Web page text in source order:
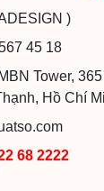
)
45 18
Tower,
Hồ Chí
68 2222